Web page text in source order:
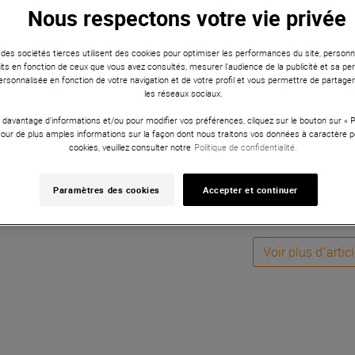
et Korg, assurant une qualité sonore exceptionnelle et une
Voir les articles
Status : 0 - Message : error
Voir plus
Nous respectons votre vie privée
sociétés tierces utilisent des cookies pour optimiser les performances du site,
en fonction de ceux que vous avez consultés, mesurer l'audience de la publicité et sa
en fonction de votre navigation et de votre profil et vous permettre de
les réseaux sociaux.
davantage d'informations et/ou pour modifier vos préférences, cliquez sur le bouton sur «
de plus amples informations sur la façon dont nous traitons vos données à caractère
cookies, veuillez consulter notre Politique de confidentialité.
Paramètres des cookies Accepter et continuer